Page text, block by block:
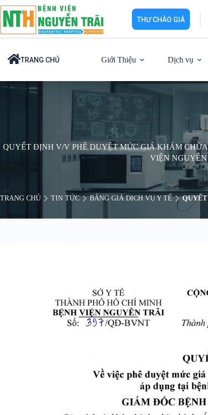
Chuyển
đến
phần
dung
THƯ CHÀO GIÁ
TRANG CHỦ Giới Thiệu Dịch vụ
QUYẾT ĐỊNH V/V PHÊ DUYỆT MỨC GIÁ KHÁM
VIỆN
TRANG CHỦ TIN TỨC BẢNG GIÁ DỊCH VỤ Y TẾ